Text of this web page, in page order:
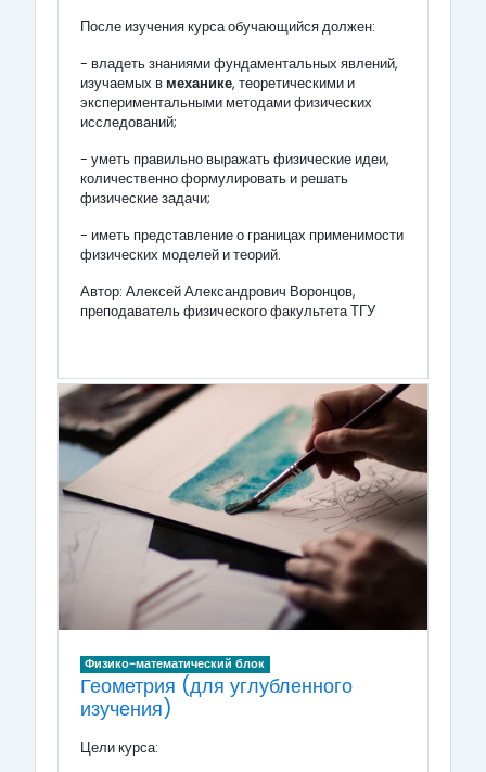
После изучения курса обучающийся должен:
- владеть знаниями фундаментальных явлений,
изучаемых в механике, теоретическими и
экспериментальными методами физических
исследований;
- уметь правильно выражать физические идеи,
количественно формулировать и решать
физические задачи;
- иметь представление о границах применимости
физических моделей и теорий.
Автор: Алексей Александрович Воронцов,
преподаватель физического факультета ТГУ
Физико-математический блок
Геометрия (для углубленного
изучения)
Цели курса: